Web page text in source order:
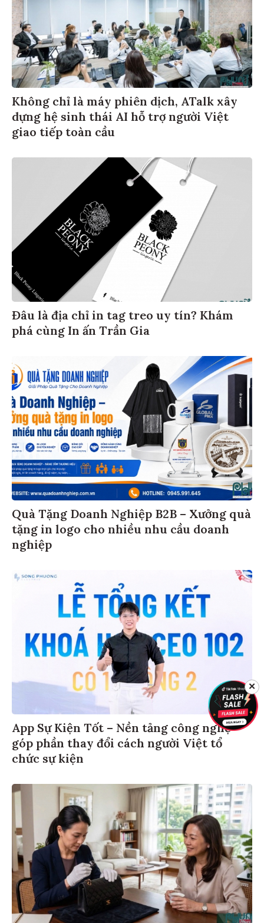
Không chỉ là máy phiên dịch, ATalk xây
dựng hệ sinh thái AI hỗ trợ người Việt
giao tiếp toàn cầu
Đâu là địa chỉ in tag treo uy tín? Khám
phá cùng In ấn Trần Gia
Quà Tặng Doanh Nghiệp B2B – Xưởng quà
tặng in logo cho nhiều nhu cầu doanh
nghiệp
App Sự Kiện Tốt – Nền tảng công nghệ
góp phần thay đổi cách người Việt tổ
chức sự kiện
✕